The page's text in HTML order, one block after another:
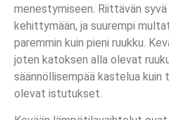
menestymiseen. Riittävän
kehittymään, ja suurempi
paremmin kuin pieni ruukku.
joten katoksen alla olevat
säännöllisempää kastelua kuin
olevat istutukset.